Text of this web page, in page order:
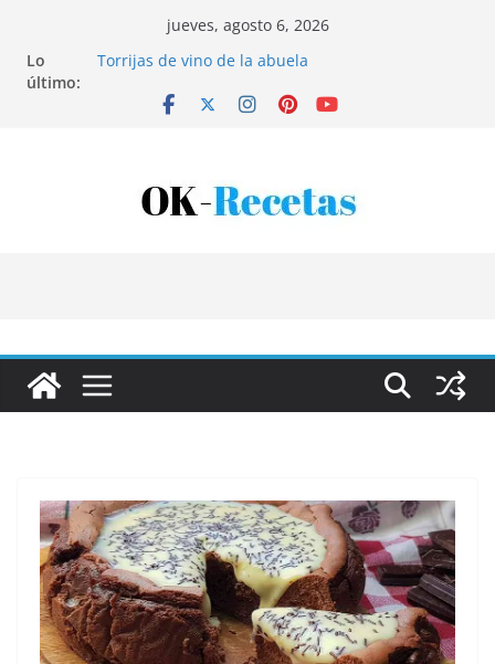
contenido
jueves, agosto 6, 2026
Lo
último:
Torrijas de vino de la abuela
Bandeja de pescaíto frito